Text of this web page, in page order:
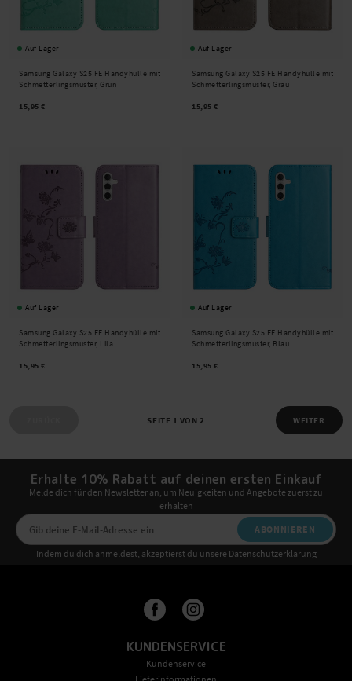
Auf Lager
Samsung Galaxy S25 FE Handyhülle mit
Schmetterlingsmuster, Grün
15,95 €
Auf Lager
Samsung Galaxy S25 FE Handyhülle mit
Schmetterlingsmuster, Grau
15,95 €
Auf Lager
Samsung Galaxy S25 FE Handyhülle mit
Schmetterlingsmuster, Lila
15,95 €
Auf Lager
Samsung Galaxy S25 FE Handyhülle mit
Schmetterlingsmuster, Blau
15,95 €
SEITE 1 VON 2 WEITER
Erhalte 10% Rabatt auf deinen ersten Einkauf
Melde dich für den Newsletter an, um Neuigkeiten und Angebote zuerst zu
erhalten
ABONNIEREN
Indem du dich anmeldest, akzeptierst du unsere Datenschutzerklärung
KUNDENSERVICE
Kundenservice